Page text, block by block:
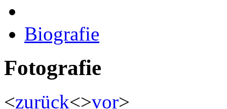
Biografie
Fotografie
<zurück<>vor>